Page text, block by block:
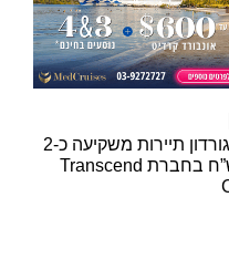
קבוצת גורדון תיירות משקיעה כ-2
מיליון ש”ח בחברת Transcend